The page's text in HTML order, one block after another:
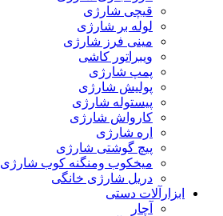
قیچی شارژی
لوله بر شارژی
مینی فرز شارژی
ویبراتور کاشی
پمپ شارژی
پولیش شارژی
پیستوله شارژی
کارواش شارژی
اره شارژی
پیچ گوشتی شارژی
میخکوب ومنگنه کوب شارژی
دریل شارژی خانگی
ابزارآلات دستی
آچار